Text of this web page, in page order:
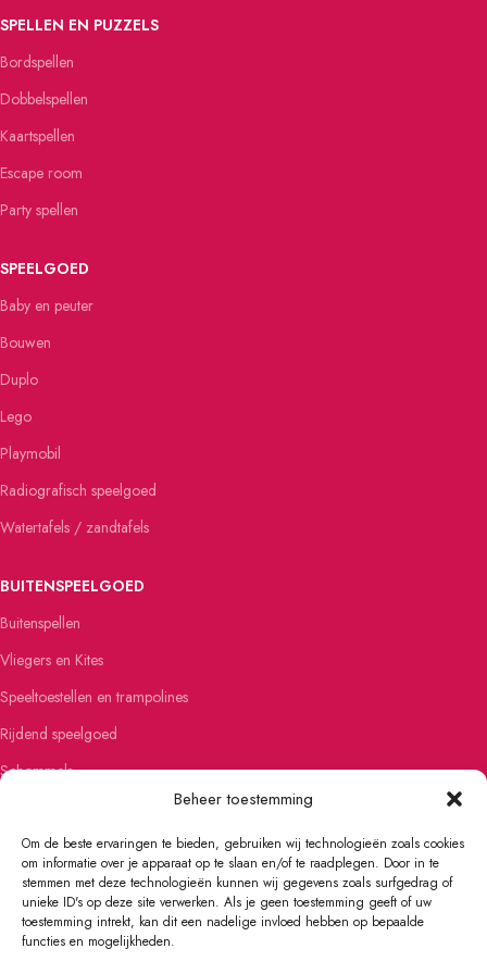
Beheer toestemming
Om de beste ervaringen te bieden, gebruiken wij technologieën zoals cookies
om informatie over je apparaat op te slaan en/of te raadplegen. Door in te
stemmen met deze technologieën kunnen wij gegevens zoals surfgedrag of
unieke ID's op deze site verwerken. Als je geen toestemming geeft of uw
toestemming intrekt, kan dit een nadelige invloed hebben op bepaalde
functies en mogelijkheden.
SPELLEN EN PUZZELS
Bordspellen
Dobbelspellen
Kaartspellen
Escape room
Party spellen
SPEELGOED
Baby en peuter
Bouwen
Duplo
Lego
Playmobil
Radiografisch speelgoed
Watertafels / zandtafels
BUITENSPEELGOED
Buitenspellen
Vliegers en Kites
Speeltoestellen en trampolines
Rijdend speelgoed
Schommels
FIETSEN EN SKATEN
Kinderfietsen
Loopfietsen